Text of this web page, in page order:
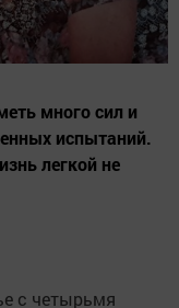
много сил и
испытаний.
легкой не
с четырьмя